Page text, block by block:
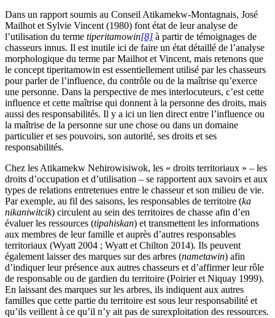
Dans un rapport soumis au Conseil Atikamekw-Montagnais, José
Mailhot et Sylvie Vincent (1980) font état de leur analyse de
l’utilisation du terme tiperitamowin[8] à partir de témoignages de
chasseurs innus. Il est inutile ici de faire un état détaillé de l’analyse
morphologique du terme par Mailhot et Vincent, mais retenons que
le concept tiperitamowin est essentiellement utilisé par les chasseurs
pour parler de l’influence, du contrôle ou de la maîtrise qu’exerce
une personne. Dans la perspective de mes interlocuteurs, c’est cette
influence et cette maîtrise qui donnent à la personne des droits, mais
aussi des responsabilités. Il y a ici un lien direct entre l’influence ou
la maîtrise de la personne sur une chose ou dans un domaine
particulier et ses pouvoirs, son autorité, ses droits et ses
responsabilités.
Chez les Atikamekw Nehirowisiwok, les « droits territoriaux » – les
droits d’occupation et d’utilisation – se rapportent aux savoirs et aux
types de relations entretenues entre le chasseur et son milieu de vie.
Par exemple, au fil des saisons, les responsables de territoire (ka
nikaniwitcik) circulent au sein des territoires de chasse afin d’en
évaluer les ressources (tipahiskan) et transmettent les informations
aux membres de leur famille et auprès d’autres responsables
territoriaux (Wyatt 2004 ; Wyatt et Chilton 2014). Ils peuvent
également laisser des marques sur des arbres (nametawin) afin
d’indiquer leur présence aux autres chasseurs et d’affirmer leur rôle
de responsable ou de gardien du territoire (Poirier et Niquay 1999).
En laissant des marques sur les arbres, ils indiquent aux autres
familles que cette partie du territoire est sous leur responsabilité et
qu’ils veillent à ce qu’il n’y ait pas de surexploitation des ressources.